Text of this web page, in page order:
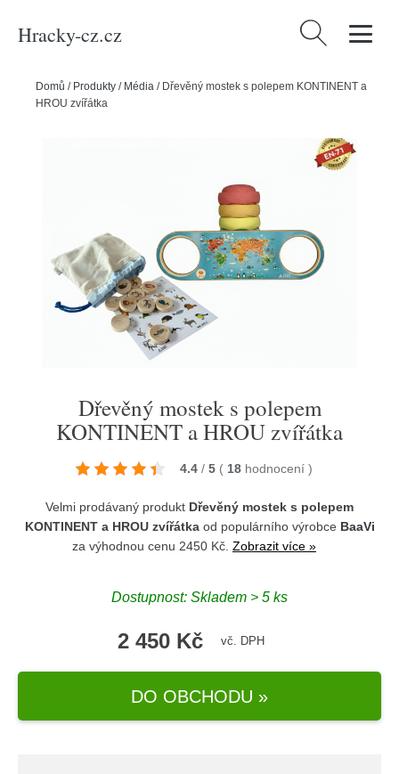
Hracky-cz.cz Vyhledávání
Domů / Produkty / Média / Dřevěný mostek s polepem KONTINENT a
HROU zvířátka
Dřevěný mostek s polepem
KONTINENT a HROU zvířátka
4.4 / 5 ( 18 hodnocení )
Velmi prodávaný produkt Dřevěný mostek s polepem
KONTINENT a HROU zvířátkaod populárního výrobce BaaVi
za výhodnou cenu 2450 Kč. Zobrazit více »
Dostupnost: Skladem > 5 ks
2 450 Kč vč. DPH
DO OBCHODU »